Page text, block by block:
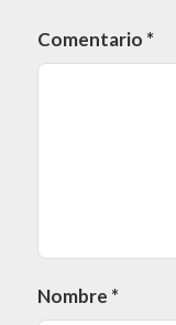
Comentario *
Nombre *